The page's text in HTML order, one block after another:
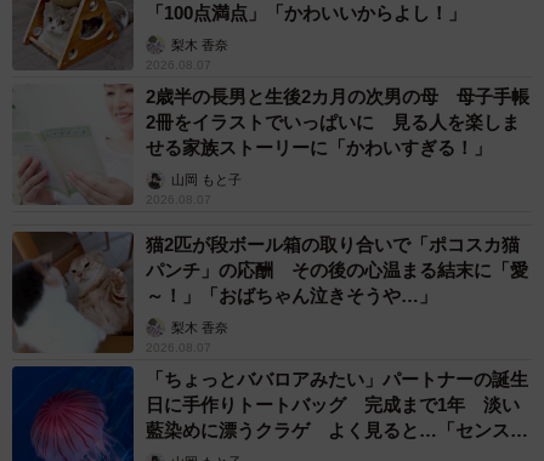
「100点満点」「かわいいからよし！」
梨木 香奈
2026.08.07
2歳半の長男と生後2カ月の次男の母 母子手帳
2冊をイラストでいっぱいに 見る人を楽しま
せる家族ストーリーに「かわいすぎる！」
山岡 もと子
2026.08.07
猫2匹が段ボール箱の取り合いで「ポコスカ猫
パンチ」の応酬 その後の心温まる結末に「愛
～！」「おばちゃん泣きそうや…」
梨木 香奈
2026.08.07
「ちょっとババロアみたい」パートナーの誕生
日に手作りトートバッグ 完成まで1年 淡い
藍染めに漂うクラゲ よく見ると…「センスす
ごい」